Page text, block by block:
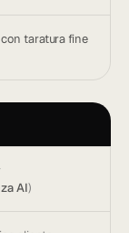
AI)
taratura fine